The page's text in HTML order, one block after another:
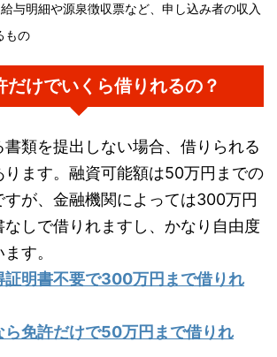
与明細や源泉徴収票など、申し込み者の収入
もの
だけでいくら借りれるの？
類を提出しない場合、借りられる
ります。融資可能額は50万円までの
すが、金融機関によっては300万円
なしで借りれますし、かなり自由度
す。
証明書不要で300万円まで借りれ
ら免許だけで50万円まで借りれ